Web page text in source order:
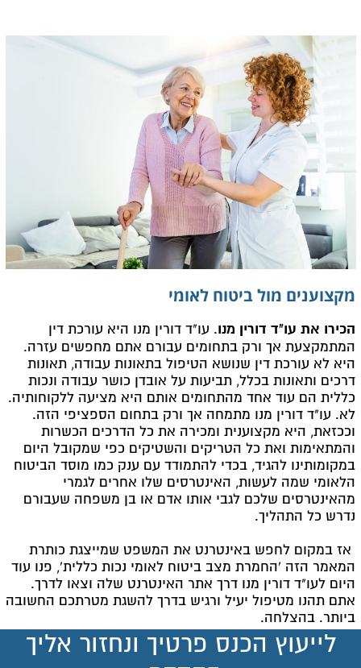
מקצוענים מול ביטוח לאומי
הכירו את עו"ד דורין מנו. עו"ד דורין מנו היא עורכת דין
המתמקצעת אך ורק בתחומים עבורם אתם מחפשים עזרה.
היא לא עורכת דין שנושא הטיפול בתאונות עבודה, תאונות
דרכים ותאונות בכלל, תביעות על אובדן כושר עבודה ונכות
כללית הם עוד אחד מהתחומים אותם היא מציעה ללקוחותיה.
לא. עו"ד דורין מנו מתמחה אך ורק בתחום הספציפי הזה.
וככזאת, היא מקצוענית ומכירה את כל הדרכים הכשרות
והמתאימות ואת כל הטריקים והשטיקים כפי שמקובל היום
במקומותינו להגיד, בכדי להתמודד עם ענק כמו מוסד הביטוח
הלאומי שמה לעשות, האינטרסים שלו אחרים לגמרי
מהאינטרסים שלכם לגבי אותו אדם או בן משפחה שעבורם
נדרש כל התהליך.
אז במקום לחפש באינטרנט את המשפט שמייצגת כותרת
המאמר הזה 'החמרת מצב ביטוח לאומי נכות כללית', פנו עוד
היום לעו"ד דורין מנו דרך אתר האינטרנט שלה וצאו לדרך.
אתם תהנו מטיפול יעיל ורגיש בדרך להשגת מטרתכם החשובה
ביותר. בהצלחה.
לייעוץ הכנס פרטיך ונחזור אליך